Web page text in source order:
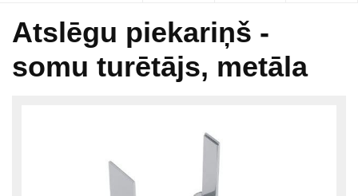
Atslēgu piekariņš -
somu turētājs, metāla